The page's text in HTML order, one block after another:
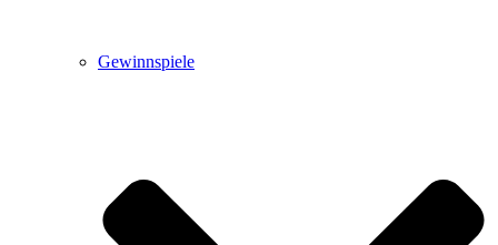
Gewinnspiele